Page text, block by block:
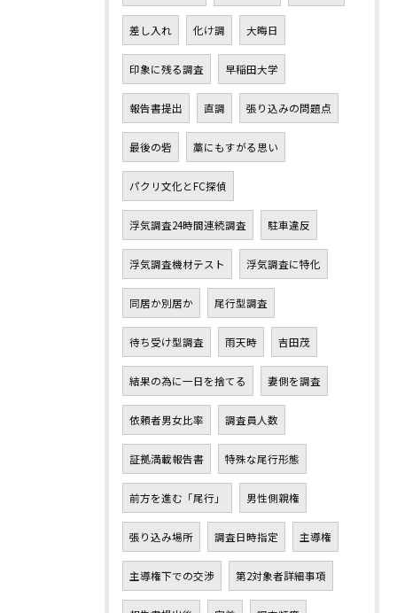
差し入れ 化け調 大晦日
印象に残る調査 早稲田大学
報告書提出 直調 張り込みの問題点
最後の砦 藁にもすがる思い
パクリ文化とFC探偵
浮気調査24時間連続調査 駐車違反
浮気調査機材テスト 浮気調査に特化
同居か別居か 尾行型調査
待ち受け型調査 雨天時 吉田茂
結果の為に一日を捨てる 妻側を調査
依頼者男女比率 調査員人数
証拠満載報告書 特殊な尾行形態
前方を進む「尾行」 男性側親権
張り込み場所 調査日時指定 主導権
主導権下での交渉 第2対象者詳細事項